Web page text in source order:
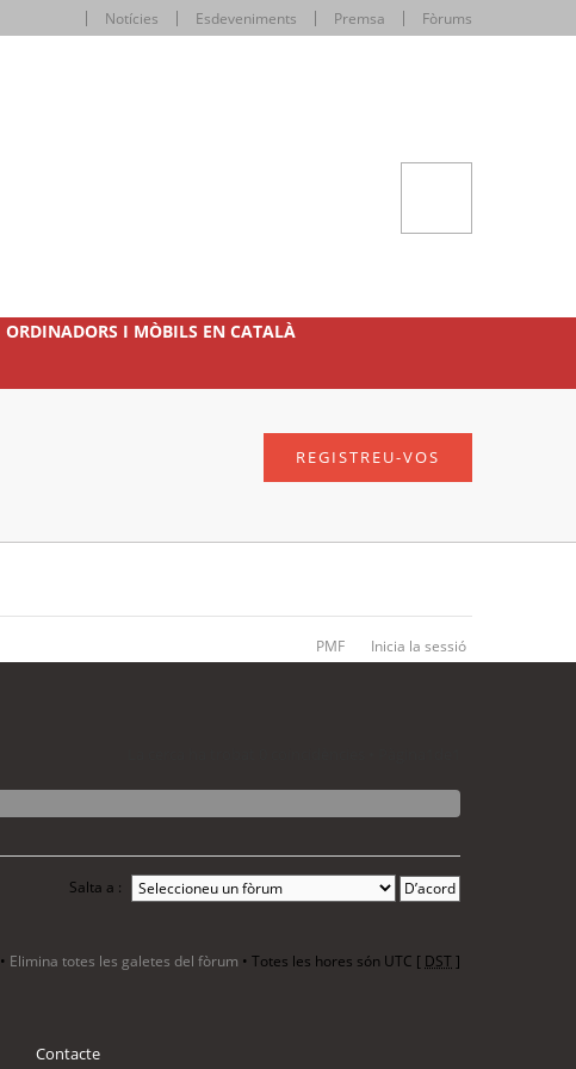
Notícies Esdeveniments Premsa Fòrums
ORDINADORS I MÒBILS EN CATALÀ
REGISTREU-VOS
PMF Inicia la sessió
Salta a :
• Elimina totes les galetes del fòrum • Totes les hores són UTC [ DST]
Contacte